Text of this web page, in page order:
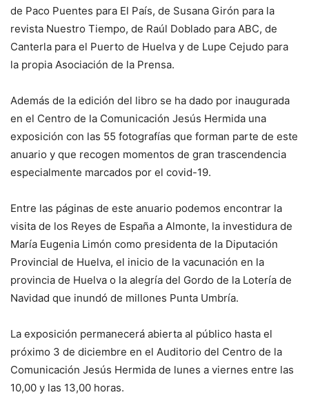
de Paco Puentes para El País, de Susana Girón para la
revista Nuestro Tiempo, de Raúl Doblado para ABC, de
Canterla para el Puerto de Huelva y de Lupe Cejudo para
la propia Asociación de la Prensa.
Además de la edición del libro se ha dado por inaugurada
en el Centro de la Comunicación Jesús Hermida una
exposición con las 55 fotografías que forman parte de este
anuario y que recogen momentos de gran trascendencia
especialmente marcados por el covid-19.
Entre las páginas de este anuario podemos encontrar la
visita de los Reyes de España a Almonte, la investidura de
María Eugenia Limón como presidenta de la Diputación
Provincial de Huelva, el inicio de la vacunación en la
provincia de Huelva o la alegría del Gordo de la Lotería de
Navidad que inundó de millones Punta Umbría.
La exposición permanecerá abierta al público hasta el
próximo 3 de diciembre en el Auditorio del Centro de la
Comunicación Jesús Hermida de lunes a viernes entre las
10,00 y las 13,00 horas.